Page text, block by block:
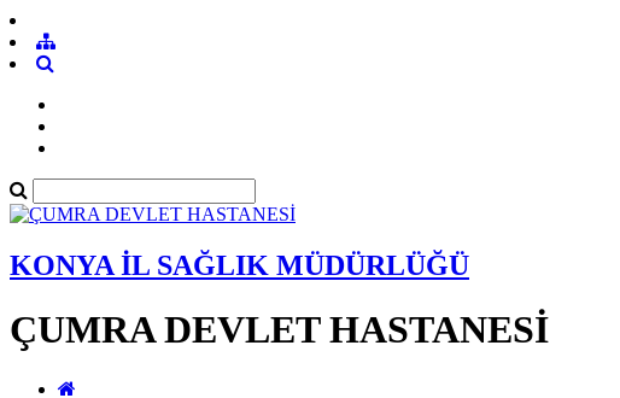
KONYA İL SAĞLIK MÜDÜRLÜĞÜ
ÇUMRA DEVLET HASTANESİ